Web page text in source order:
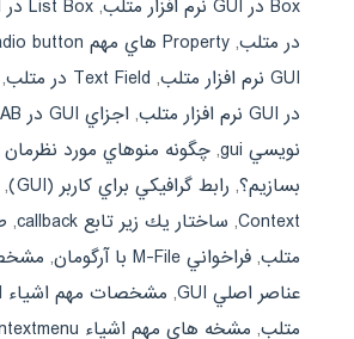
Box در GUI نرم افزار متلب
, List Box در GUI‌متلب
در متلب, Property هاي مهم uimenu
GUI نرم افزار متلب
, Text Field در متلب ,
در GUI نرم افزار متلب
, اجزاي GUI در MATLAB
نويسي gui
,
بسازيم؟, رابط گرافيكي براي كاربر (GUI) ,
Context
, ساختار يك زير تابع callback ,
متلب, فراخواني M-File با آرگومان ,
عناصر اصلي GUI
,
متلب, مشخه هاي مهم اشياء uicontextmenu